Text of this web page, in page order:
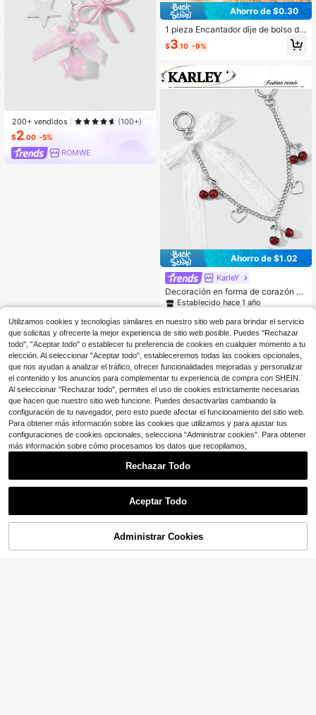
200+ vendidos (100+)
$2.00 -5%
ROMWE
Ahorro de $0.30
1 pieza Encantador dije de bolso de
fresa 3D decorado con cuentas de
semillas hecho a mano, accesorio d
cuado para el uso diario de niñas, ci
tas, viajes, regalo de temporada de
graduación
$3.10 -9%
Ahorro de $1.02
KarIeY
Decoración en forma de corazón de
cereza, dije para bolso, accesorio li
n decoración de lazo, accesorio del
icado, dijes para bolso, regalos para
maestros, accesorios rojos, accesor
ios para festivales, regalos de gradu
ación, regalos de apreciación a ma
estros, regalos de cumpleaños, rega
los para el Día de la Madre
Establecido hace 1 año
$2.48 -29% con cupón
¡28% DE DESCUENTO!
Utilizamos cookies y tecnologías similares en nuestro sitio web para brindar el servicio
que solicitas y ofrecerte la mejor experiencia de sitio web posible. Puedes "Rechazar
todo", "Aceptar todo" o establecer tu preferencia de cookies en cualquier momento a tu
elección. Al seleccionar "Aceptar todo", estableceremos todas las cookies opcionales,
que nos ayudan a analizar el tráfico, ofrecer funcionalidades mejoradas y personalizar
el contenido y los anuncios para complementar tu experiencia de compra con SHEIN.
Al seleccionar "Rechazar todo", permites el uso de cookies estrictamente necesarias
que hacen que nuestro sitio web funcione. Puedes desactivarlas cambiando la
configuración de tu navegador, pero esto puede afectar el funcionamiento del sitio web.
Para obtener más información sobre las cookies que utilizamos y para ajustar tus
configuraciones de cookies opcionales, selecciona "Administrar cookies". Para obtener
más información sobre cómo procesamos los datos que recopilamos,
Rechazar Todo
Aceptar Todo
Administrar Cookies